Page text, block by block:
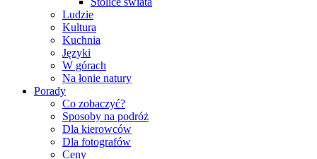
Ludzie
Kultura
Kuchnia
Języki
W górach
Na łonie natury
Porady
Co zobaczyć?
Sposoby na podróż
Dla kierowców
Dla fotografów
Ceny